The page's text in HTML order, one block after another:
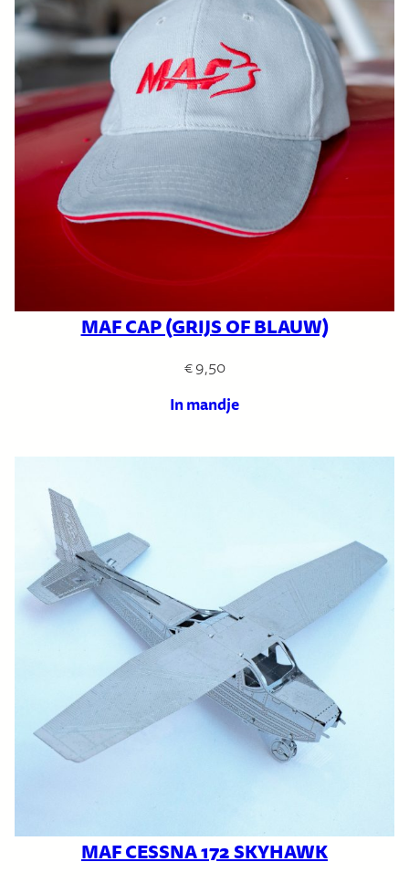
MAF CAP (GRIJS OF BLAUW)
€9,50
In mandje
MAF CESSNA 172 SKYHAWK